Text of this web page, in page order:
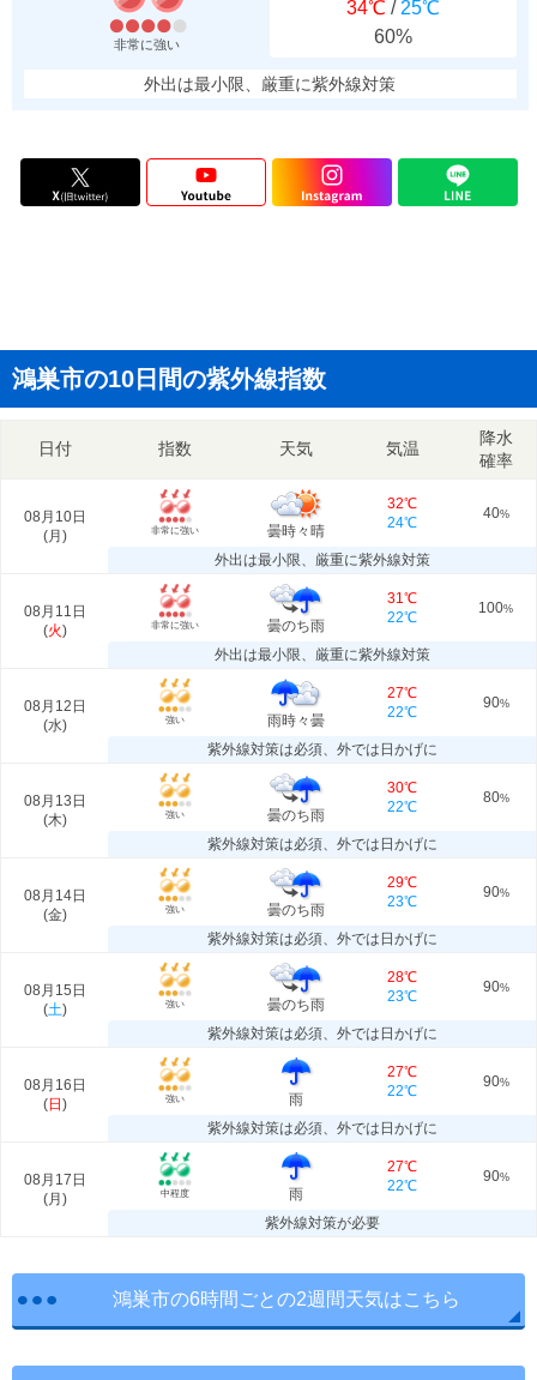
非常に強い
34℃ / 25℃
60%
外出は最小限、厳重に紫外線対策
鴻巣市の10日間の紫外線指数
日付 指数 天気 気温
降水
確率
08月10日
(月 ) 非常に強い 曇時々晴
32℃
24℃
40%
外出は最小限、厳重に紫外線対策
08月11日
(火) 非常に強い 曇のち雨
31℃
22℃
100%
外出は最小限、厳重に紫外線対策
08月12日
(水) 強い 雨時々曇
27℃
22℃
90%
紫外線対策は必須、外では日かげに
08月13日
(木) 強い 曇のち雨
30℃
22℃
80%
紫外線対策は必須、外では日かげに
08月14日
(金) 強い 曇のち雨
29℃
23℃
90%
紫外線対策は必須、外では日かげに
08月15日
(土) 強い 曇のち雨
28℃
23℃
90%
紫外線対策は必須、外では日かげに
08月16日
(日 ) 強い 雨
27℃
22℃
90%
紫外線対策は必須、外では日かげに
08月17日
(月 ) 中程度 雨
27℃
22℃
90%
紫外線対策が必要
鴻巣市の6時間ごとの2週間天気はこちら